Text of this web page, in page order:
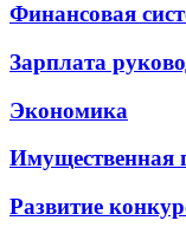
Финансовая
Зарплата
Экономика
Имущественная
Развитие